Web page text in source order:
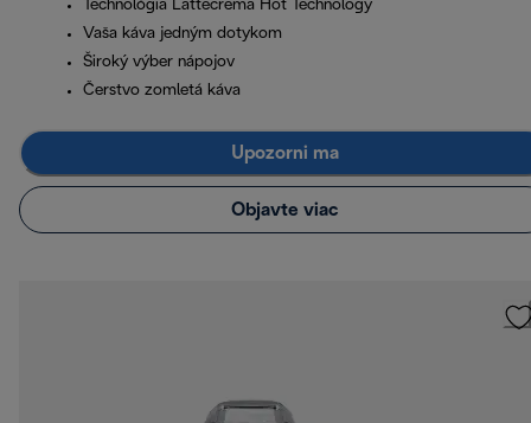
Technológia Lattecrema Hot Technology
Vaša káva jedným dotykom
Široký výber nápojov
Čerstvo zomletá káva
Upozorni ma
Objavte viac